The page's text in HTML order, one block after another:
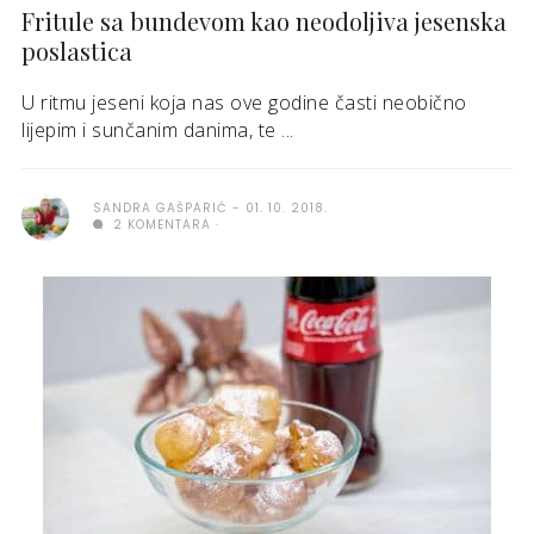
Fritule sa bundevom kao neodoljiva jesenska
poslastica
U ritmu jeseni koja nas ove godine časti neobično
lijepim i sunčanim danima, te ...
SANDRA GAŠPARIĆ
01. 10. 2018.
2 KOMENTARA